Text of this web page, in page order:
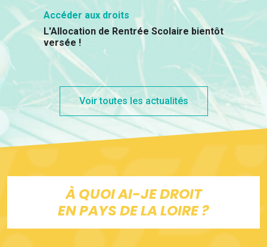
Accéder aux droits
L'Allocation de Rentrée Scolaire bientôt
versée !
Voir toutes les actualités
À QUOI AI-JE DROIT
EN PAYS DE LA LOIRE ?